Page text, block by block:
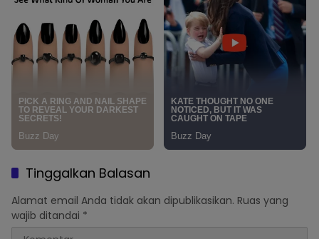
Tinggalkan Balasan
Alamat email Anda tidak akan dipublikasikan. Ruas yang
wajib ditandai *